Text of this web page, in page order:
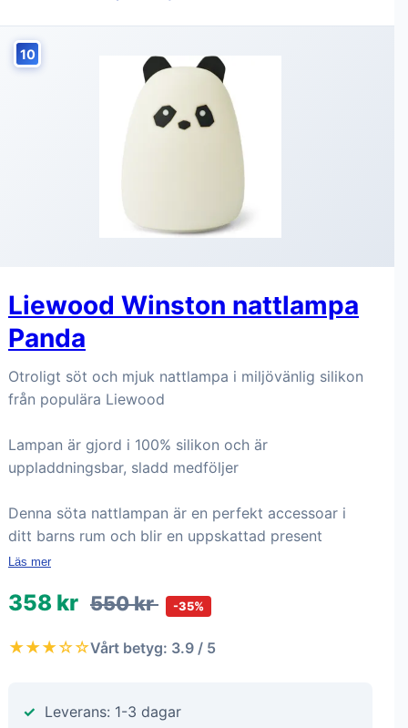
10
Liewood Winston nattlampa
Panda
Otroligt söt och mjuk nattlampa i miljövänlig silikon
från populära Liewood
Lampan är gjord i 100% silikon och är
uppladdningsbar, sladd medföljer
Denna söta nattlampan är en perfekt accessoar i
ditt barns rum och blir en uppskattad present
Läs mer
358 kr 550 kr -35%
★★★☆☆Vårt betyg: 3.9 / 5
Leverans: 1-3 dagar